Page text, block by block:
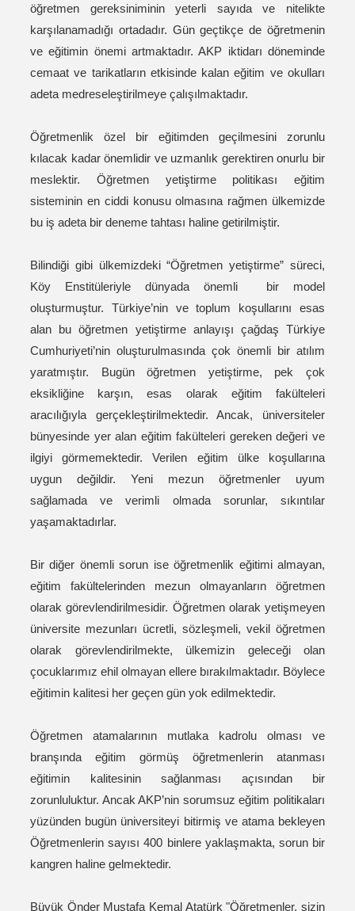
öğretmen gereksiniminin yeterli sayıda ve nitelikte
karşılanamadığı ortadadır. Gün geçtikçe de öğretmenin
ve eğitimin önemi artmaktadır. AKP iktidarı döneminde
cemaat ve tarikatların etkisinde kalan eğitim ve okulları
adeta medreseleştirilmeye çalışılmaktadır.
Öğretmenlik özel bir eğitimden geçilmesini zorunlu
kılacak kadar önemlidir ve uzmanlık gerektiren onurlu bir
meslektir. Öğretmen yetiştirme politikası eğitim
sisteminin en ciddi konusu olmasına rağmen ülkemizde
bu iş adeta bir deneme tahtası haline getirilmiştir.
Bilindiği gibi ülkemizdeki “Öğretmen yetiştirme” süreci,
Köy Enstitüleriyle dünyada önemli bir model
oluşturmuştur. Türkiye’nin ve toplum koşullarını esas
alan bu öğretmen yetiştirme anlayışı çağdaş Türkiye
Cumhuriyeti’nin oluşturulmasında çok önemli bir atılım
yaratmıştır. Bugün öğretmen yetiştirme, pek çok
eksikliğine karşın, esas olarak eğitim fakülteleri
aracılığıyla gerçekleştirilmektedir. Ancak, üniversiteler
bünyesinde yer alan eğitim fakülteleri gereken değeri ve
ilgiyi görmemektedir. Verilen eğitim ülke koşullarına
uygun değildir. Yeni mezun öğretmenler uyum
sağlamada ve verimli olmada sorunlar, sıkıntılar
yaşamaktadırlar.
Bir diğer önemli sorun ise öğretmenlik eğitimi almayan,
eğitim fakültelerinden mezun olmayanların öğretmen
olarak görevlendirilmesidir. Öğretmen olarak yetişmeyen
üniversite mezunları ücretli, sözleşmeli, vekil öğretmen
olarak görevlendirilmekte, ülkemizin geleceği olan
çocuklarımız ehil olmayan ellere bırakılmaktadır. Böylece
eğitimin kalitesi her geçen gün yok edilmektedir.
Öğretmen atamalarının mutlaka kadrolu olması ve
branşında eğitim görmüş öğretmenlerin atanması
eğitimin kalitesinin sağlanması açısından bir
zorunluluktur. Ancak AKP’nin sorumsuz eğitim politikaları
yüzünden bugün üniversiteyi bitirmiş ve atama bekleyen
Öğretmenlerin sayısı 400 binlere yaklaşmakta, sorun bir
kangren haline gelmektedir.
Büyük Önder Mustafa Kemal Atatürk "Öğretmenler, sizin